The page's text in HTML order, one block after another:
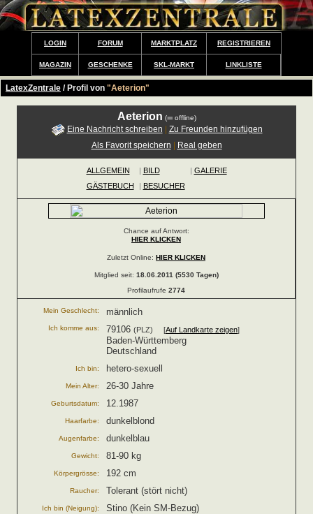
LOGIN FORUM MARKTPLATZ REGISTRIEREN
MAGAZIN GESCHENKE SKL-MARKT LINKLISTE
LatexZentrale / Profil von "Aeterion"
Aeterion ( offline)
Eine Nachricht schreiben
Zu Freunden hinzufügen
Als Favorit speichern
Real geben
ALLGEMEIN | BILD | GALERIE
GÄSTEBUCH
| BESUCHER
Chance auf Antwort:
HIER KLICKEN
Zuletzt Online: HIER KLICKEN
Mitglied seit: 18.06.2011 (5530 Tagen)
Profilaufrufe 2774
Mein Geschlecht: männlich
Ich komme aus: 79106 (PLZ) [Auf Landkarte zeigen]
Baden-Württemberg
Deutschland
Ich bin: hetero-sexuell
Mein Alter: 26-30 Jahre
Geburtsdatum: 12.1987
Haarfarbe: dunkelblond
Augenfarbe: dunkelblau
Gewicht: 81-90 kg
Körpergrösse: 192 cm
Raucher: Tolerant (stört nicht)
Ich bin (Neigung): Stino (Kein SM-Bezug)